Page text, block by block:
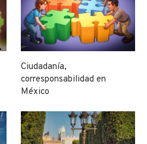
Ciudadanía,
corresponsabilidad en
México